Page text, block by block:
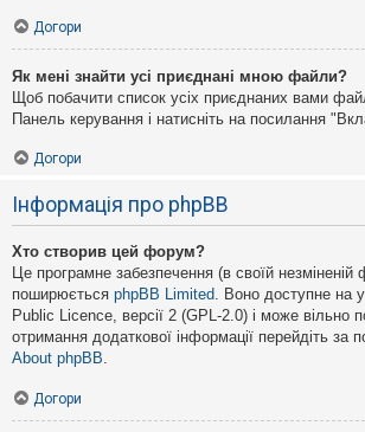
Догори
Як мені знайти усі приєднані мною файли?
Щоб побачити список усіх приєднаних вами
Панель керування і натисніть на посилання
Догори
Інформація про phpBB
Хто створив цей форум?
Це програмне забезпечення (в своїй незміненій
поширюється phpBB Limited. Воно доступне на
Public Licence, версії 2 (GPL-2.0) і може вільно
отримання додаткової інформації перейдіть за
About phpBB.
Догори